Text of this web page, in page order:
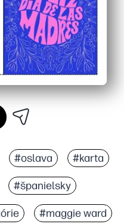
#oslava #karta
#španielsky
#maggie ward